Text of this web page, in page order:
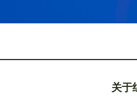
关于